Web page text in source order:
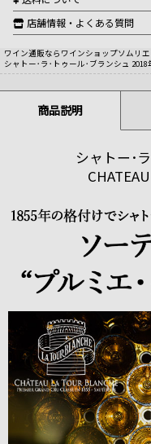
店舗情報・よくある質問
ワイン通販ならワインショップソムリエ
シャトー･ラ･トゥール･ブランシュ
商品説明
シャトー･